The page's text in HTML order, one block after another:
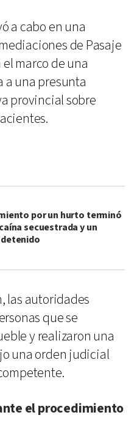
a cabo en una
de Pasaje
marco de una
una presunta
provincial sobre
por un hurto terminó
secuestrada y un
las autoridades
que se
y realizaron una
una orden judicial
el procedimiento